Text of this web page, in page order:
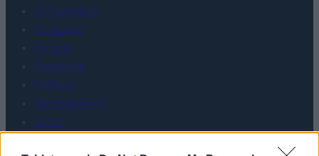
Porównania
Co kupić
Porady
Promocje
FinTech
Hardware PC
Moto